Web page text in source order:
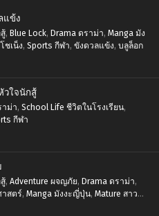
ภาค
2
11
พากย์
แข้ง
, Blue Lock, Drama ดราม่า, Manga มัง
ชเน็ง, Sports กีฬา, ขังดวลแข้ง, บลูล็อก
วใจนักสู้
าม่า, School Life ชีวิตในโรงเรียน,
กีฬา
, Adventure ผจญภัย, Drama ดราม่า,
สตร์, Manga มังงะญี่ปุ่น, Mature สาว